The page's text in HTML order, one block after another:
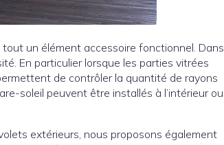
un élément accessoire fonctionnel. Dans
En particulier lorsque les parties vitrées
de contrôler la quantité de rayons
soleil peuvent être installés à l’intérieur ou
extérieurs, nous proposons également